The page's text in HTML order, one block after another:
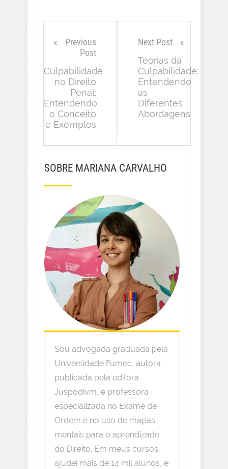
Previous
Post
Culpabilidade
no Direito
Penal:
Entendendo
o Conceito
e Exemplos
Next Post
Teorias da
Culpabilidade:
Entendendo
as
Diferentes
Abordagens
SOBRE MARIANA CARVALHO
Sou advogada graduada pela
Universidade Fumec, autora
publicada pela editora
Juspodivm, e professora
especializada no Exame de
Ordem e no uso de mapas
mentais para o aprendizado
do Direito. Em meus cursos,
ajudei mais de 14 mil alunos, e